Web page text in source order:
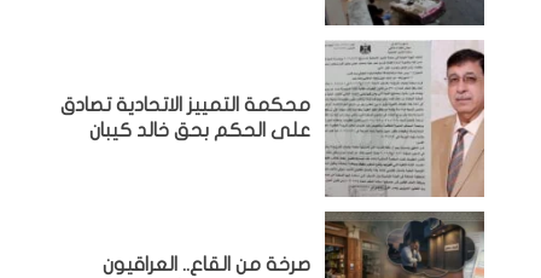
محكمة التمييز الاتحادية تصادق
على الحكم بحق خالد كيبان
صرخة من القاع.. العراقيون